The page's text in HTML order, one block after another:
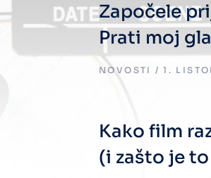
Započele
Prati moj
NOVOSTI 1.
Kako film
(i zašto je to